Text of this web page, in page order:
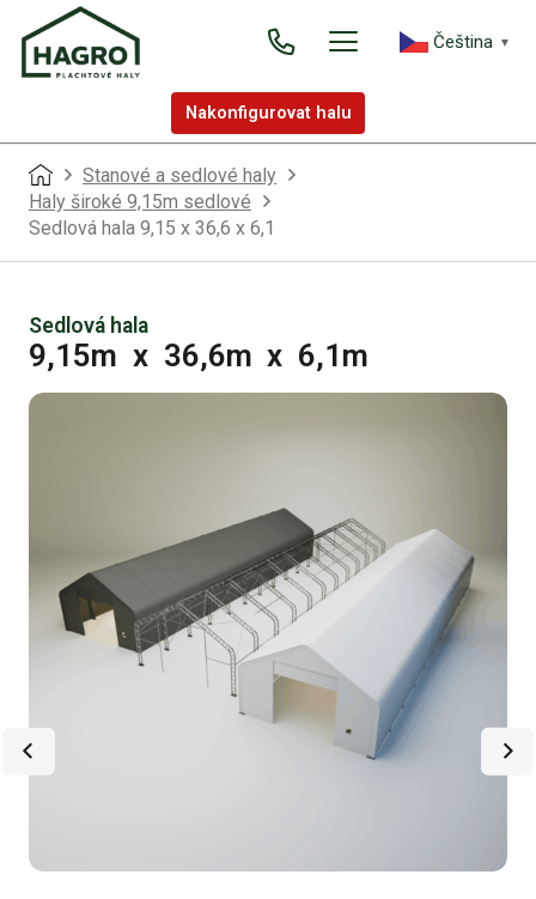
Čeština‎ ▼
Nakonfigurovat halu
Stanové a sedlové haly
Haly široké 9,15m sedlové
Sedlová hala 9,15 x 36,6 x 6,1
Sedlová hala
9,15m x 36,6m x 6,1m